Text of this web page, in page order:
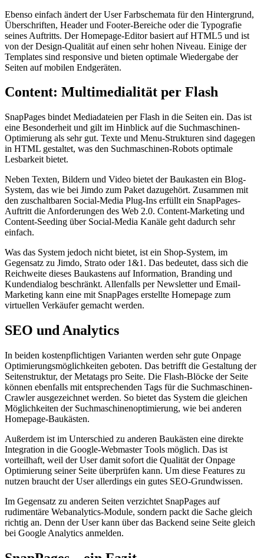
Ebenso einfach ändert der User Farbschemata für den Hintergrund,
Überschriften, Header und Footer-Bereiche oder die Typografie
seines Auftritts. Der Homepage-Editor basiert auf HTML5 und ist
von der Design-Qualität auf einen sehr hohen Niveau. Einige der
Templates sind responsive und bieten optimale Wiedergabe der
Seiten auf mobilen Endgeräten.
Content: Multimedialität per Flash
SnapPages bindet Mediadateien per Flash in die Seiten ein. Das ist
eine Besonderheit und gilt im Hinblick auf die Suchmaschinen-
Optimierung als sehr gut. Texte und Menu-Strukturen sind dagegen
in HTML gestaltet, was den Suchmaschinen-Robots optimale
Lesbarkeit bietet.
Neben Texten, Bildern und Video bietet der Baukasten ein Blog-
System, das wie bei Jimdo zum Paket dazugehört. Zusammen mit
den zuschaltbaren Social-Media Plug-Ins erfüllt ein SnapPages-
Auftritt die Anforderungen des Web 2.0. Content-Marketing und
Content-Seeding über Social-Media Kanäle geht dadurch sehr
einfach.
Was das System jedoch nicht bietet, ist ein Shop-System, im
Gegensatz zu Jimdo, Strato oder 1&1. Das bedeutet, dass sich die
Reichweite dieses Baukastens auf Information, Branding und
Kundendialog beschränkt. Allenfalls per Newsletter und Email-
Marketing kann eine mit SnapPages erstellte Homepage zum
virtuellen Verkäufer gemacht werden.
SEO und Analytics
In beiden kostenpflichtigen Varianten werden sehr gute Onpage
Optimierungsmöglichkeiten geboten. Das betrifft die Gestaltung der
Seitenstruktur, der Metatags pro Seite. Die Flash-Blöcke der Seite
können ebenfalls mit entsprechenden Tags für die Suchmaschinen-
Crawler ausgezeichnet werden. So bietet das System die gleichen
Möglichkeiten der Suchmaschinenoptimierung, wie bei anderen
Homepage-Baukästen.
Außerdem ist im Unterschied zu anderen Baukästen eine direkte
Integration in die Google-Webmaster Tools möglich. Das ist
vorteilhaft, weil der User damit sofort die Qualität der Onpage
Optimierung seiner Seite überprüfen kann. Um diese Features zu
nutzen braucht der User allerdings ein gutes SEO-Grundwissen.
Im Gegensatz zu anderen Seiten verzichtet SnapPages auf
rudimentäre Webanalytics-Module, sondern packt die Sache gleich
richtig an. Denn der User kann über das Backend seine Seite gleich
bei Google Analytics anmelden.